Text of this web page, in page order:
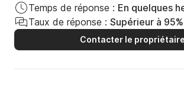
Temps de réponse : En quelques
Taux de réponse : Supérieur à 95%
Contacter le propriétaire